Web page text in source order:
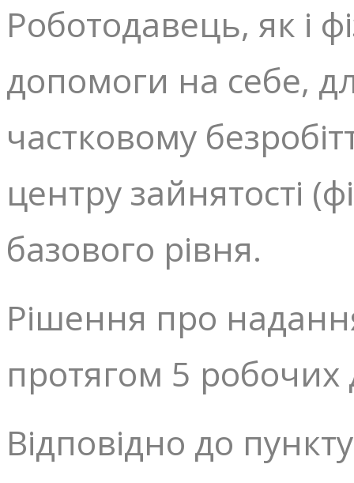
Роботодавець, як і
допомоги на себе,
частковому
центру зайнятості
базового рівня.
Рішення про
протягом 5 робочих
Відповідно до